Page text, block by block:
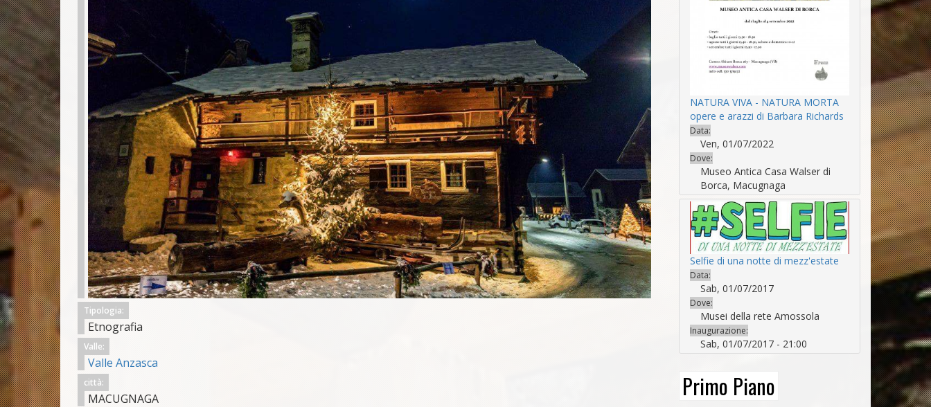
Tipologia:
Etnografia
Valle:
Valle Anzasca
città:
MACUGNAGA
NATURA VIVA - NATURA MORTA
opere e arazzi di Barbara Richards
Data:
Ven, 01/07/2022
Dove:
Museo Antica Casa Walser di
Borca, Macugnaga
Selfie di una notte di mezz'estate
Data:
Sab, 01/07/2017
Dove:
Musei della rete Amossola
Inaugurazione:
Sab, 01/07/2017 - 21:00
Primo Piano